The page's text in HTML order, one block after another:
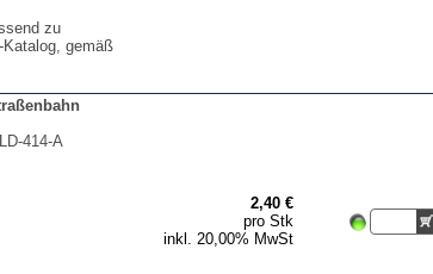
zu
gemäß
414-A
2,40 €
pro Stk
inkl. 20,00% MwSt